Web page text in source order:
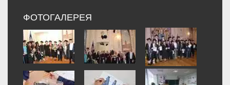
ФОТОГАЛЕРЕЯ